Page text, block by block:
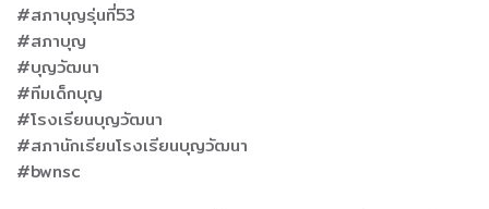
#สภาบุญรุ่นที่53
#สภาบุญ
#บุญวัฒนา
#ทีมเด็กบุญ
#โรงเรียนบุญวัฒนา
#สภานักเรียนโรงเรียนบุญวัฒนา
#bwnsc